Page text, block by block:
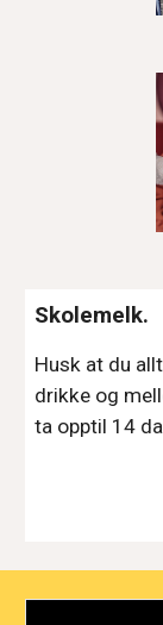
Skolemelk.
Husk at du
drikke og
ta opptil 14